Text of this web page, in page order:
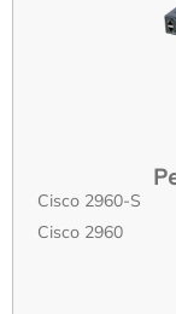
Cisco 2960-S
Cisco 2960